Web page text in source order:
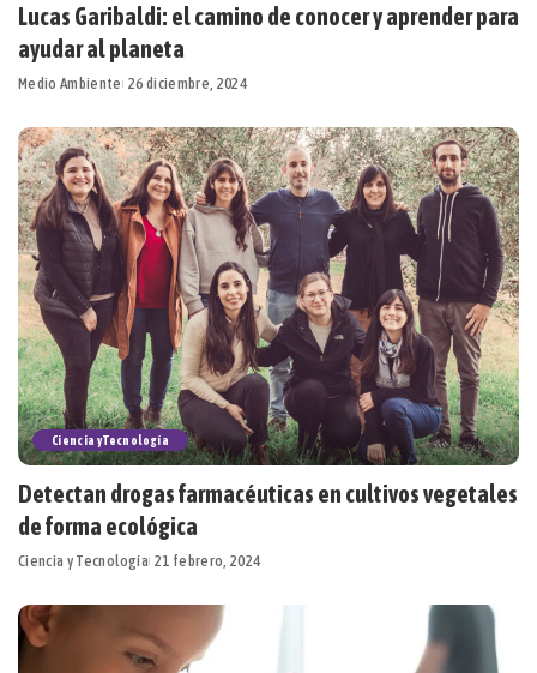
Lucas Garibaldi: el camino de conocer y aprender para
ayudar al planeta
Medio Ambiente 26 diciembre, 2024
Ciencia y Tecnología
Detectan drogas farmacéuticas en cultivos vegetales
de forma ecológica
Ciencia y Tecnología 21 febrero, 2024